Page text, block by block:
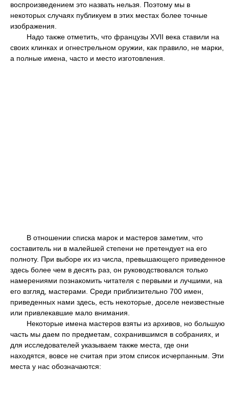
воспроизведением это назвать нельзя. Поэтому мы в
некоторых случаях публикуем в этих местах более точные
изображения.
Надо также отметить, что французы XVII века ставили на
своих клинках и огнестрельном оружии, как правило, не марки,
а полные имена, часто и место изготовления.
В отношении списка марок и мастеров заметим, что
составитель ни в малейшей степени не претендует на его
полноту. При выборе их из числа, превышающего приведенное
здесь более чем в десять раз, он руководствовался только
намерениями познакомить читателя с первыми и лучшими, на
его взгляд, мастерами. Среди приблизительно 700 имен,
приведенных нами здесь, есть некоторые, доселе неизвестные
или привлекавшие мало внимания.
Некоторые имена мастеров взяты из архивов, но большую
часть мы даем по предметам, сохранившимся в собраниях, и
для исследователей указываем также места, где они
находятся, вовсе не считая при этом список исчерпанным. Эти
места у нас обозначаются: